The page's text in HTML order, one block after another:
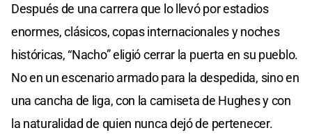
Después de una carrera que lo llevó por estadios
enormes, clásicos, copas internacionales y noches
históricas, “Nacho” eligió cerrar la puerta en su pueblo.
No en un escenario armado para la despedida, sino en
una cancha de liga, con la camiseta de Hughes y con
la naturalidad de quien nunca dejó de pertenecer.